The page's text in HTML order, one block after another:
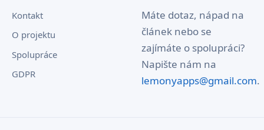
Kontakt
O projektu
Spolupráce
GDPR
Máte dotaz, nápad na
článek nebo se
zajímáte o spolupráci?
Napište nám na
lemonyapps@gmail.com.